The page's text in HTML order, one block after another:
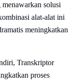
solusi
alat-alat ini
meningkatkan
Transkriptor
proses